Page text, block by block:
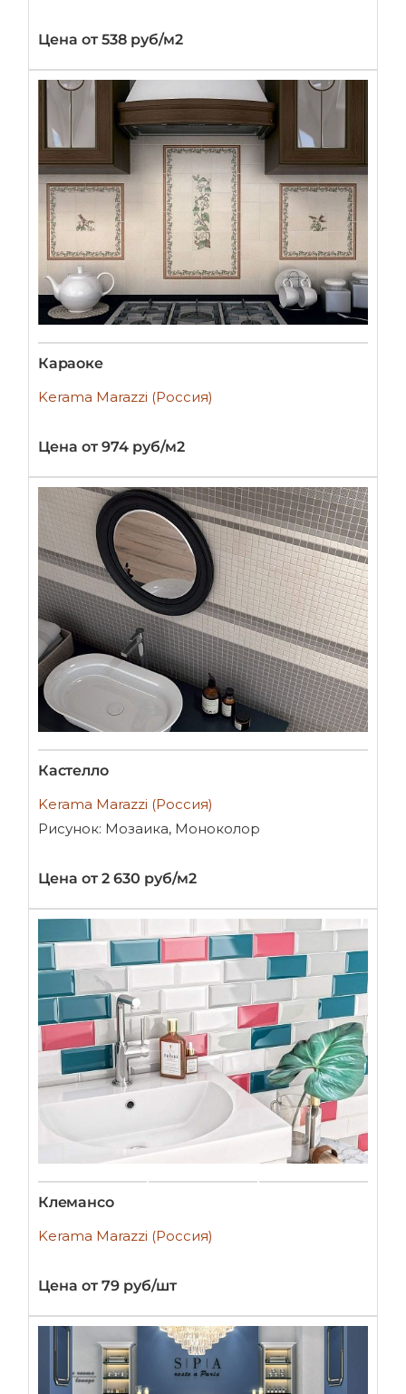
Цена от 538 руб/м2
Караоке
Kerama Marazzi (Россия)
Цена от 974 руб/м2
Кастелло
Kerama Marazzi (Россия)
Рисунок: Мозаика, Моноколор
Цена от 2 630 руб/м2
Клемансо
Kerama Marazzi (Россия)
Цена от 79 руб/шт